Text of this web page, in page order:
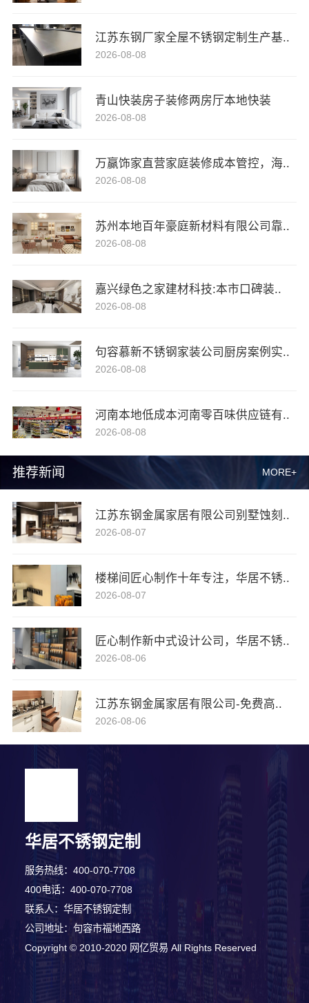
推荐新闻 MORE+
江苏东钢金属家居有限公司别墅蚀刻..
2026-08-07
楼梯间匠心制作十年专注，华居不锈..
2026-08-07
匠心制作新中式设计公司，华居不锈..
2026-08-06
江苏东钢金属家居有限公司-免费高..
2026-08-06
江苏东钢厂家全屋不锈钢定制生产基..
2026-08-08
青山快装房子装修两房厅本地快装
2026-08-08
万赢饰家直营家庭装修成本管控，海..
2026-08-08
苏州本地百年豪庭新材料有限公司靠..
2026-08-08
嘉兴绿色之家建材科技:本市口碑装..
2026-08-08
句容慕新不锈钢家装公司厨房案例实..
2026-08-08
河南本地低成本河南零百味供应链有..
2026-08-08
华居不锈钢定制
服务热线：400-070-7708
400电话：400-070-7708
联系人：华居不锈钢定制
公司地址：句容市福地西路
Copyright © 2010-2020 网亿贸易 All Rights Reserved